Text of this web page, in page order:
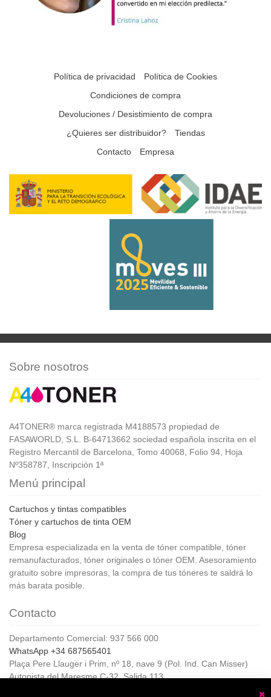
Política de privacidad
Política de Cookies
Condiciones de compra
Devoluciones / Desistimiento de compra
¿Quieres ser distribuidor?
Tiendas
Contacto
Empresa
Sobre nosotros
A4TONER® marca registrada M4188573 propiedad de
FASAWORLD, S.L. B-64713662 sociedad española inscrita en el
Registro Mercantil de Barcelona, Tomo 40068, Folio 94, Hoja
Nº358787, Inscripción 1ª
Menú principal
Cartuchos y tintas compatibles
Tóner y cartuchos de tinta OEM
Blog
Empresa especializada en la venta de tóner compatible, tóner
remanufacturados, tóner originales o tóner OEM. Asesoramiento
gratuito sobre impresoras, la compra de tus tóneres te saldrá lo
más barata posible.
Contacto
Departamento Comercial: 937 566 000
WhatsApp +34 687565401
Plaça Pere Llauger i Prim, nº 18, nave 9 (Pol. Ind. Can Misser)
Autopista del Maresme C-32, Salida 113